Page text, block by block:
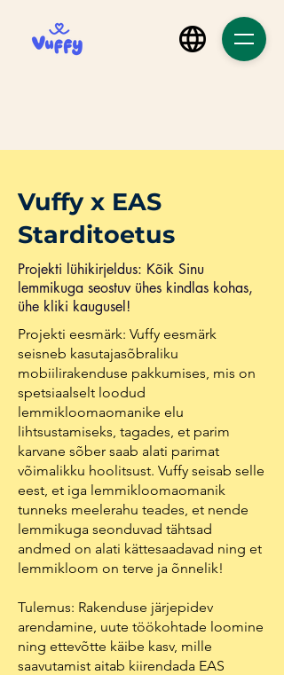
Vuffy x EAS
Starditoetus
Projekti lühikirjeldus: Kõik Sinu
lemmikuga seostuv ühes kindlas kohas,
ühe kliki kaugusel!
Projekti eesmärk: Vuffy eesmärk
seisneb kasutajasõbraliku
mobiilirakenduse pakkumises, mis on
spetsiaalselt loodud
lemmikloomaomanike elu
lihtsustamiseks, tagades, et parim
karvane sõber saab alati parimat
võimalikku hoolitsust. Vuffy seisab selle
eest, et iga lemmikloomaomanik
tunneks meelerahu teades, et nende
lemmikuga seonduvad tähtsad
andmed on alati kättesaadavad ning et
lemmikloom on terve ja õnnelik!
Tulemus: Rakenduse järjepidev
arendamine, uute töökohtade loomine
ning ettevõtte käibe kasv, mille
saavutamist aitab kiirendada EAS